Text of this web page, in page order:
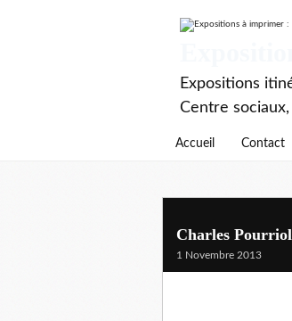
Expositions
Centre
Accueil Contact
Charles
1 Novembre 2013